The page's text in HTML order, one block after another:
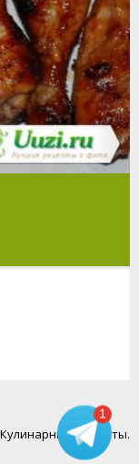
рецепты.
1